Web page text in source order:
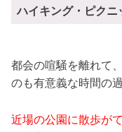
ハイキング・ピクニ
都会の喧騒を離れて
のも有意義な時間の
近場の公園に散歩が